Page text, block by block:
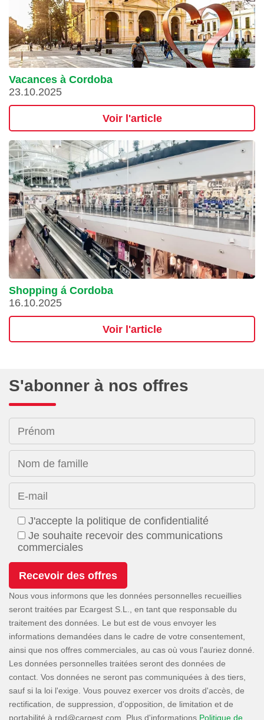
Vacances à Cordoba
23.10.2025
Voir l'article
Shopping á Cordoba
16.10.2025
Voir l'article
S'abonner à nos offres
Prénom
Nom de famille
E-mail
J'accepte la politique de confidentialité
Je souhaite recevoir des communications
commerciales
Nous vous informons que les données personnelles recueillies
seront traitées par Ecargest S.L., en tant que responsable du
traitement des données. Le but est de vous envoyer les
informations demandées dans le cadre de votre consentement,
ainsi que nos offres commerciales, au cas où vous l'auriez donné.
Les données personnelles traitées seront des données de
contact. Vos données ne seront pas communiquées à des tiers,
sauf si la loi l'exige. Vous pouvez exercer vos droits d'accès, de
rectification, de suppression, d'opposition, de limitation et de
portabilité à
. Plus d'informations Politique de